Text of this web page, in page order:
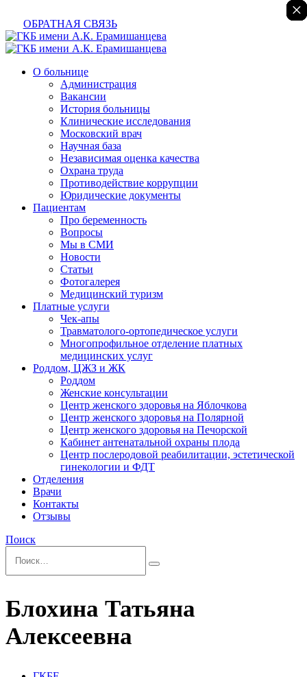
ОБРАТНАЯ СВЯЗЬ
О больнице
Администрация
Вакансии
История больницы
Клинические исследования
Московский врач
Научная база
Независимая оценка качества
Охрана труда
Противодействие коррупции
Юридические документы
Пациентам
Про беременность
Вопросы
Мы в СМИ
Новости
Статьи
Фотогалерея
Медицинский туризм
Платные услуги
Чек-апы
Травматолого-ортопедическое услуги
Многопрофильное отделение платных
медицинских услуг
Роддом, ЦЖЗ и ЖК
Роддом
Женские консультации
Центр женского здоровья на Яблочкова
Центр женского здоровья на Полярной
Центр женского здоровья на Печорской
Кабинет антенатальной охраны плода
Центр послеродовой реабилитации, эстетической
гинекологии и ФДТ
Отделения
Врачи
Контакты
Отзывы
Поиск
Блохина Татьяна
Алексеевна
×
×
×
×
×
×
×